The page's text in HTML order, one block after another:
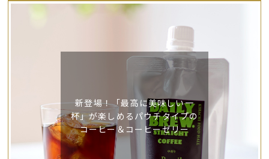
新登場！「最高に美味しい一
杯」が楽しめるパウチタイプの
コーヒー＆コーヒーゼリー